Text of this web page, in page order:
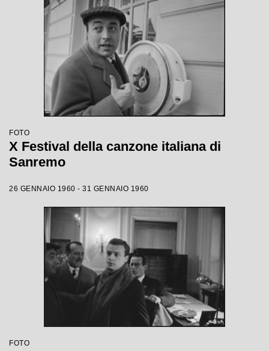
FOTO
X Festival della canzone italiana di
Sanremo
26 GENNAIO 1960 - 31 GENNAIO 1960
FOTO